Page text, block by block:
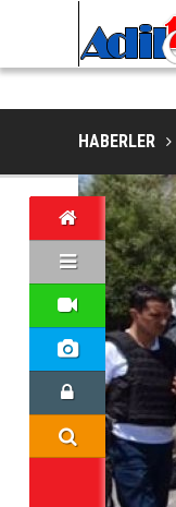
NESLI TEHLIKE
HABERLER